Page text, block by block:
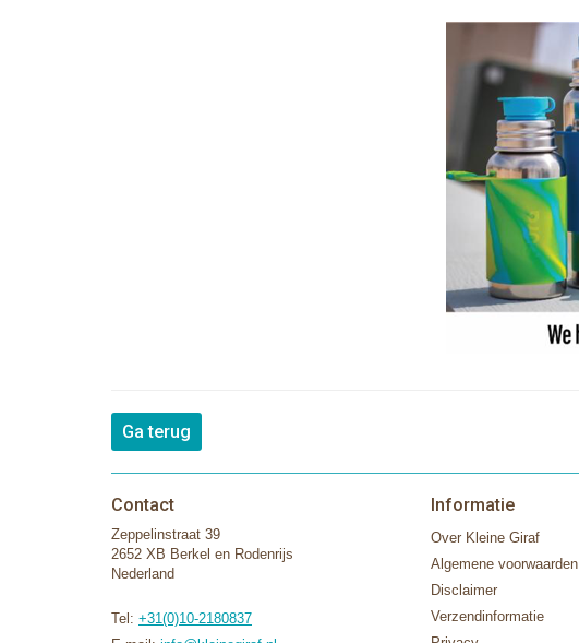
Ga terug
Contact
Zeppelinstraat 39
2652 XB Berkel en Rodenrijs
Nederland
Tel: +31(0)10-2180837
Informatie
Over Kleine Giraf
Algemene voorwaarden
Disclaimer
Verzendinformatie